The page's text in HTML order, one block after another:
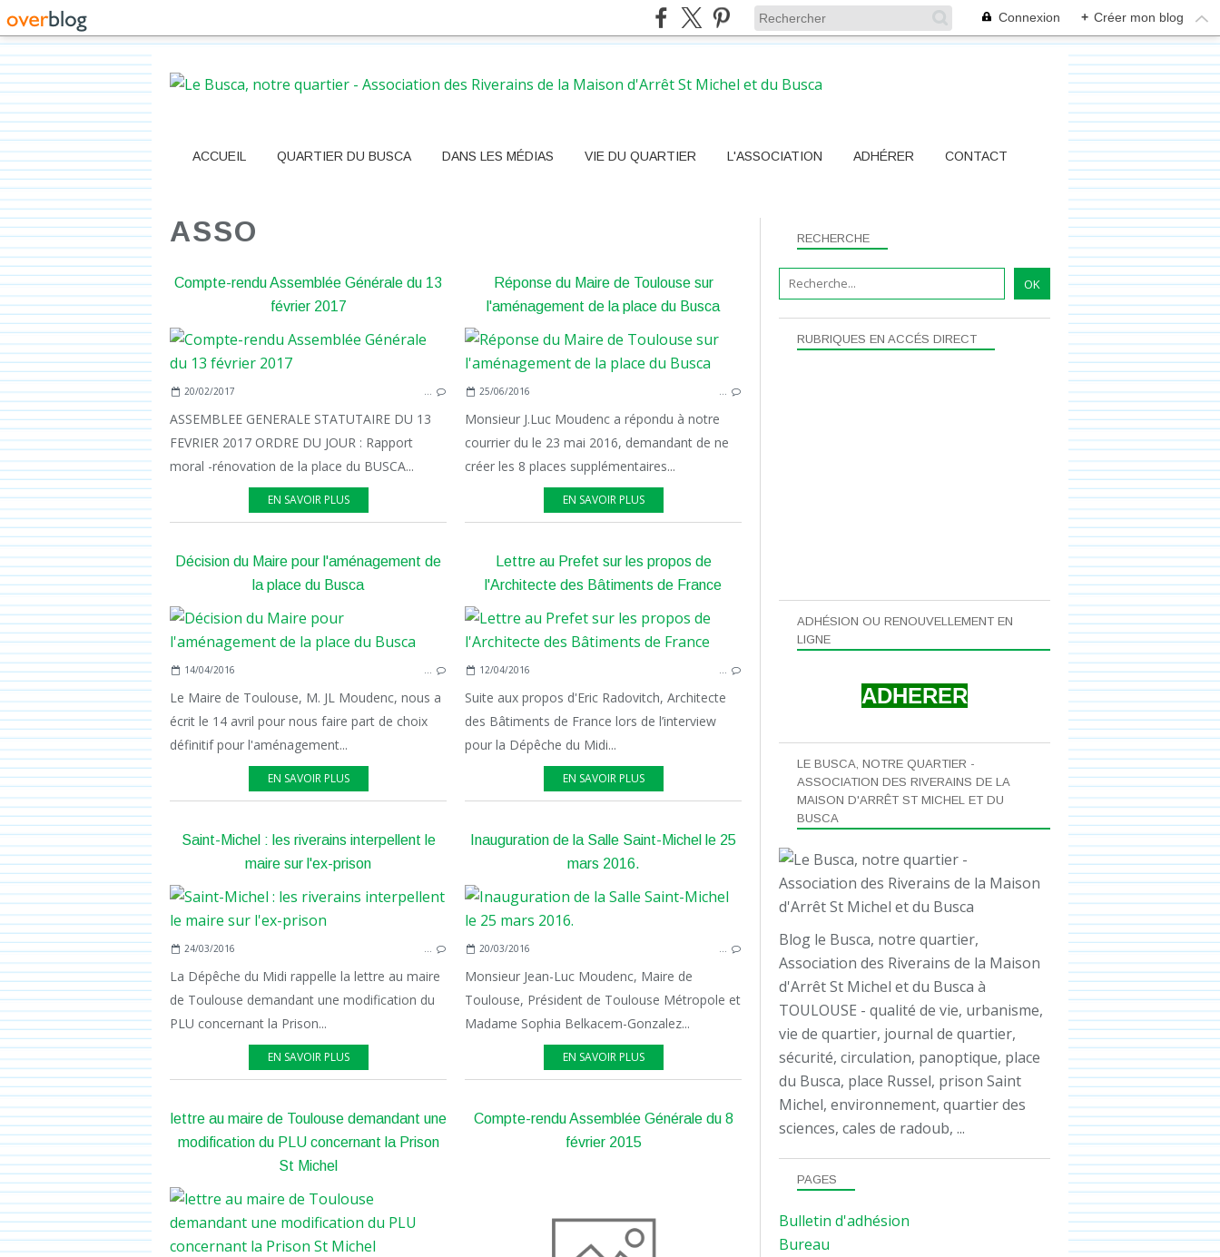
Connexion + Créer mon blog
ACCUEIL QUARTIER DU BUSCA DANS LES MÉDIAS VIE DU QUARTIER L'ASSOCIATION ADHÉRER CONTACT
ASSO
Compte-rendu Assemblée Générale du 13
février 2017
ASSO
20/02/2017 …
ASSEMBLEE GENERALE STATUTAIRE DU 13
FEVRIER 2017 ORDRE DU JOUR : Rapport
moral -rénovation de la place du BUSCA...
EN SAVOIR PLUS
Réponse du Maire de Toulouse sur
l'aménagement de la place du Busca
PLACE
25/06/2016 …
Monsieur J.Luc Moudenc a répondu à notre
courrier du le 23 mai 2016, demandant de ne
créer les 8 places supplémentaires...
EN SAVOIR PLUS
Décision du Maire pour l'aménagement de
la place du Busca
PLACE
ASSO
14/04/2016 …
Le Maire de Toulouse, M. JL Moudenc, nous a
écrit le 14 avril pour nous faire part de choix
définitif pour l'aménagement...
EN SAVOIR PLUS
Lettre au Prefet sur les propos de
l'Architecte des Bâtiments de France
ASSO
PRISON
12/04/2016 …
Suite aux propos d'Eric Radovitch, Architecte
des Bâtiments de France lors de l’interview
pour la Dépêche du Midi...
EN SAVOIR PLUS
Saint-Michel : les riverains interpellent le
maire sur l'ex-prison
PRISON
24/03/2016 …
La Dépêche du Midi rappelle la lettre au maire
de Toulouse demandant une modification du
PLU concernant la Prison...
EN SAVOIR PLUS
Inauguration de la Salle Saint-Michel le 25
mars 2016.
ASSO
20/03/2016 …
Monsieur Jean-Luc Moudenc, Maire de
Toulouse, Président de Toulouse Métropole et
Madame Sophia Belkacem-Gonzalez...
EN SAVOIR PLUS
lettre au maire de Toulouse demandant une
modification du PLU concernant la Prison
St Michel
Compte-rendu Assemblée Générale du 8
février 2015
RECHERCHE
LE BUSCA, NOTRE QUARTIER -
ASSOCIATION DES RIVERAINS DE LA
MAISON D'ARRÊT ST MICHEL ET DU
BUSCA
Blog le Busca, notre quartier,
Association des Riverains de la Maison
d'Arrêt St Michel et du Busca à
TOULOUSE - qualité de vie, urbanisme,
vie de quartier, journal de quartier,
sécurité, circulation, panoptique, place
du Busca, place Russel, prison Saint
Michel, environnement, quartier des
sciences, cales de radoub, ...
PAGES
Bulletin d'adhésion
Bureau
ADHÉSION OU RENOUVELLEMENT EN
LIGNE
ADHERER
RUBRIQUES EN ACCÉS DIRECT